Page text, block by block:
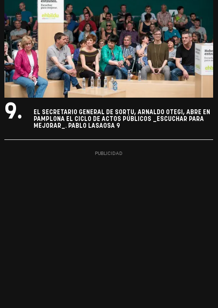
9.
EL SECRETARIO GENERAL DE SORTU, ARNALDO OTEGI, ABRE EN
PAMPLONA EL CICLO DE ACTOS PÚBLICOS _ESCUCHAR PARA
MEJORAR_. PABLO LASAOSA 9